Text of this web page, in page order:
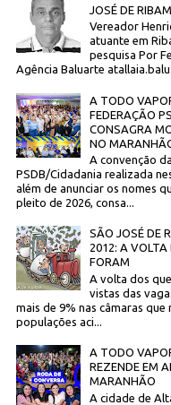
JOSÉ DE
Vereador
atuante em
pesquisa Por
Agência Baluarte
A TODO
FEDERAÇÃO
CONSAGRA
NO
A convenção
PSDB/Cidadania realizada
além de anunciar os nomes
pleito de 2026, consa...
SÃO JOSÉ DE
2012: A VOLTA
FORAM
A volta dos
vistas das
mais de 9% nas câmaras que
populações aci...
A TODO
REZENDE EM
MARANHÃO
A cidade de